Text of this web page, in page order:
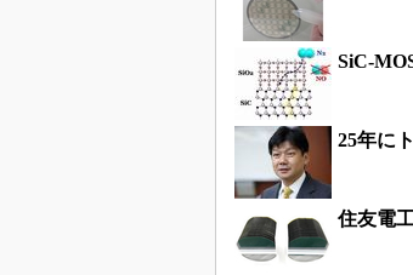
SiC-
25年に
住友電